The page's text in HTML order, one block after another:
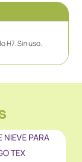
H7. Sin uso.